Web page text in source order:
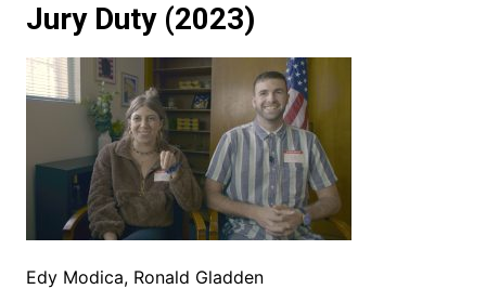
Jury Duty (2023)
Edy Modica, Ronald Gladden